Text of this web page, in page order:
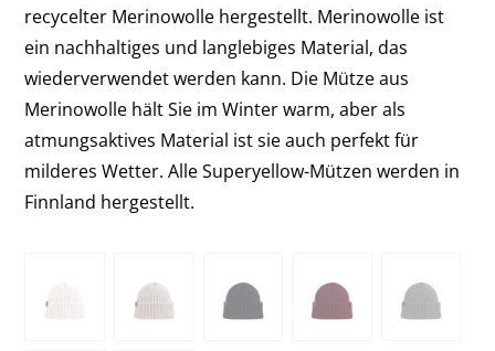
recycelter Merinowolle hergestellt. Merinowolle ist
ein nachhaltiges und langlebiges Material, das
wiederverwendet werden kann. Die Mütze aus
Merinowolle hält Sie im Winter warm, aber als
atmungsaktives Material ist sie auch perfekt für
milderes Wetter. Alle Superyellow-Mützen werden in
Finnland hergestellt.